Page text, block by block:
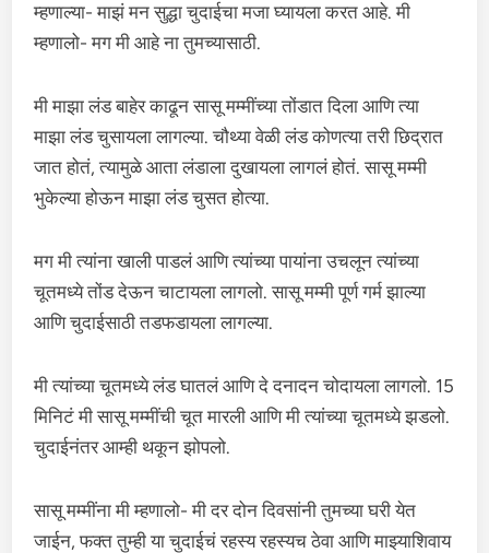
म्हणाल्या- माझं मन सुद्धा चुदाईचा मजा घ्यायला करत आहे. मी
म्हणालो- मग मी आहे ना तुमच्यासाठी.
मी माझा लंड बाहेर काढून सासू मम्मींच्या तोंडात दिला आणि त्या
माझा लंड चुसायला लागल्या. चौथ्या वेळी लंड कोणत्या तरी छिद्रात
जात होतं, त्यामुळे आता लंडाला दुखायला लागलं होतं. सासू मम्मी
भुकेल्या होऊन माझा लंड चुसत होत्या.
मग मी त्यांना खाली पाडलं आणि त्यांच्या पायांना उचलून त्यांच्या
चूतमध्ये तोंड देऊन चाटायला लागलो. सासू मम्मी पूर्ण गर्म झाल्या
आणि चुदाईसाठी तडफडायला लागल्या.
मी त्यांच्या चूतमध्ये लंड घातलं आणि दे दनादन चोदायला लागलो. 15
मिनिटं मी सासू मम्मींची चूत मारली आणि मी त्यांच्या चूतमध्ये झडलो.
चुदाईनंतर आम्ही थकून झोपलो.
सासू मम्मींना मी म्हणालो- मी दर दोन दिवसांनी तुमच्या घरी येत
जाईन, फक्त तुम्ही या चुदाईचं रहस्य रहस्यच ठेवा आणि माझ्याशिवाय